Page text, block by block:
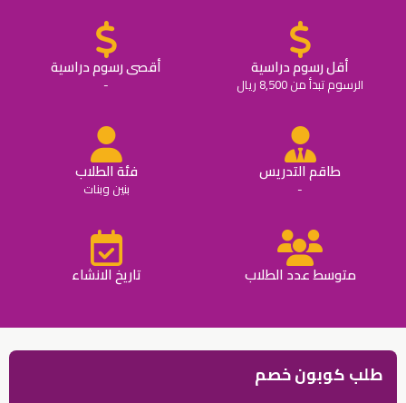
أقل رسوم دراسية
الرسوم تبدأ من 8,500 ريال
أقصى رسوم دراسية
-
طاقم التدريس
-
فئة الطلاب
بنين وبنات
متوسط عدد الطلاب تاريخ الانشاء
طلب كوبون خصم